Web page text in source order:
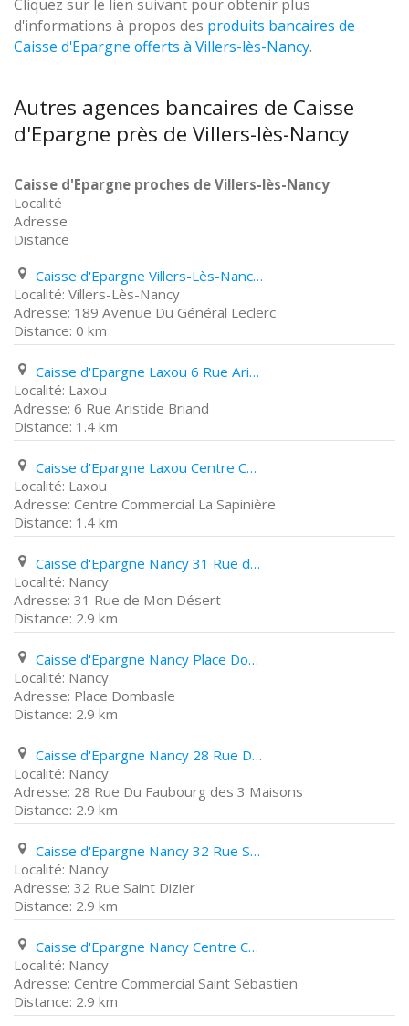
Cliquez sur le lien suivant pour obtenir plus
d'informations à propos des produits bancaires de
Caisse d'Epargne offerts à Villers-lès-Nancy.
Autres agences bancaires de Caisse
d'Epargne près de Villers-lès-Nancy
Caisse d'Epargne proches de Villers-lès-Nancy
Localité
Adresse
Distance
Caisse d'Epargne Villers-Lès-Nancy 189 Avenue Du Général Leclerc
Villers-Lès-Nancy
189 Avenue Du Général Leclerc
0 km
Caisse d'Epargne Laxou 6 Rue Aristide Briand
Laxou
6 Rue Aristide Briand
1.4 km
Caisse d'Epargne Laxou Centre Commercial La Sapinière
Laxou
Centre Commercial La Sapinière
1.4 km
Caisse d'Epargne Nancy 31 Rue de Mon Désert
Nancy
31 Rue de Mon Désert
2.9 km
Caisse d'Epargne Nancy Place Dombasle
Nancy
Place Dombasle
2.9 km
Caisse d'Epargne Nancy 28 Rue Du Faubourg des 3 Maisons
Nancy
28 Rue Du Faubourg des 3 Maisons
2.9 km
Caisse d'Epargne Nancy 32 Rue Saint Dizier
Nancy
32 Rue Saint Dizier
2.9 km
Caisse d'Epargne Nancy Centre Commercial Saint Sébastien
Nancy
Centre Commercial Saint Sébastien
2.9 km